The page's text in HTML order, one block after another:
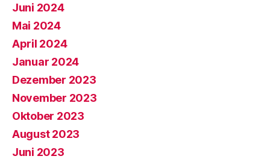
Juni 2024
Mai 2024
April 2024
Januar 2024
Dezember 2023
November 2023
Oktober 2023
August 2023
Juni 2023